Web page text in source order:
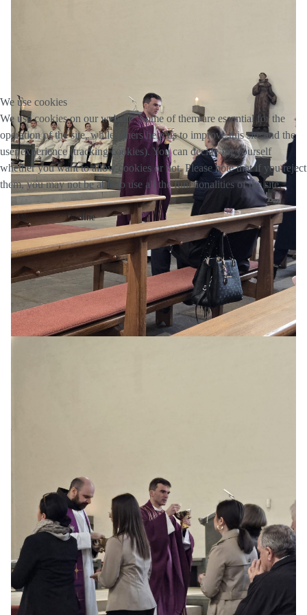
We use cookies
We use cookies on our website. Some of them are essential for the
operation of the site, while others help us to improve this site and the
user experience (tracking cookies). You can decide for yourself
whether you want to allow cookies or not. Please note that if you reject
them, you may not be able to use all the functionalities of the site.
Ok Decline